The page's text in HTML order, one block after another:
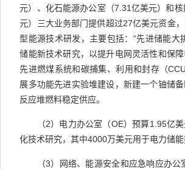
元）、化石能源办公室（7.31亿美元）和核
元）三大业务部门提供超过27亿美元资金
型能源技术研发，主要包括： “先进储能大
储能新技术研究，以提升电网灵活性和保障
先进燃煤系统和碳捕集、利用和封存（
展多功能先进实验堆建设，新建一个铀储
反应堆燃料稳定供应。
（2）电力办公室（OE）预算1.95亿
化技术研究，其中4000万美元用于电力储能
（3）网络、能源安全和应急响应办公